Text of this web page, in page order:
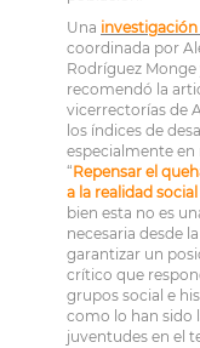
Una investigación
coordinada por
Rodríguez
recomendó la
vicerrectorías de
los índices de
especialmente en
“Repensar el
a la realidad
bien esta no es
necesaria desde
garantizar un
crítico que
grupos social e
como lo han sido
juventudes en el